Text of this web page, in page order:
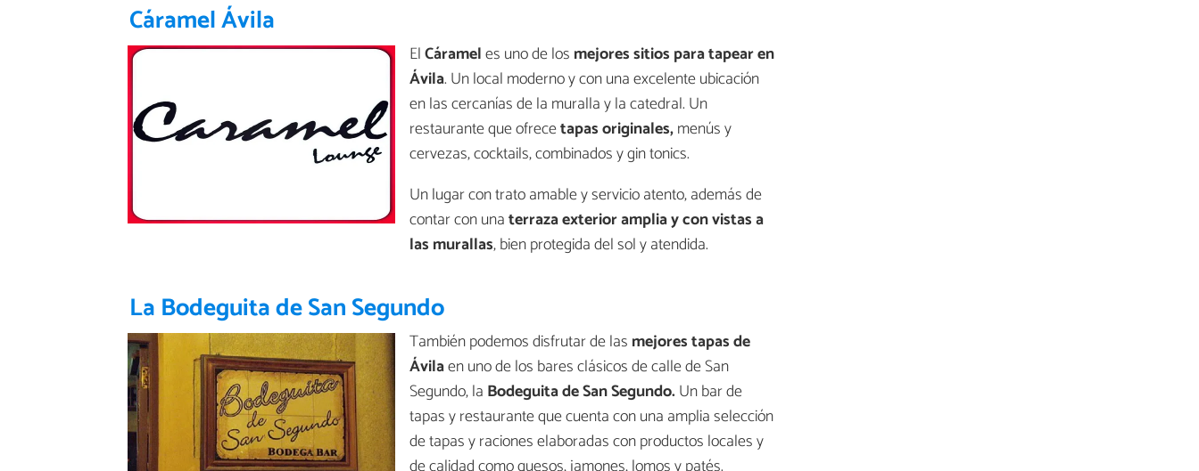
Cáramel Ávila
ElCárameles uno de los mejores sitios para tapear en
Ávila. Un local moderno y con una excelente ubicación
en las cercanías de la muralla y la catedral. Un
restaurante que ofrecetapas originales,menús y
cervezas, cocktails, combinados y gin tonics.
Un lugar con trato amable y servicio atento, además de
contar con unaterraza exterior amplia y con vistas a
las murallas, bien protegida del sol y atendida.
La Bodeguita de San Segundo
También podemos disfrutar de las mejores tapas de
Ávilaen uno de los bares clásicos de calle de San
Segundo, la Bodeguita de San Segundo.Un bar de
tapas y restaurante que cuenta con una amplia selección
de tapas y raciones elaboradas con productos locales y